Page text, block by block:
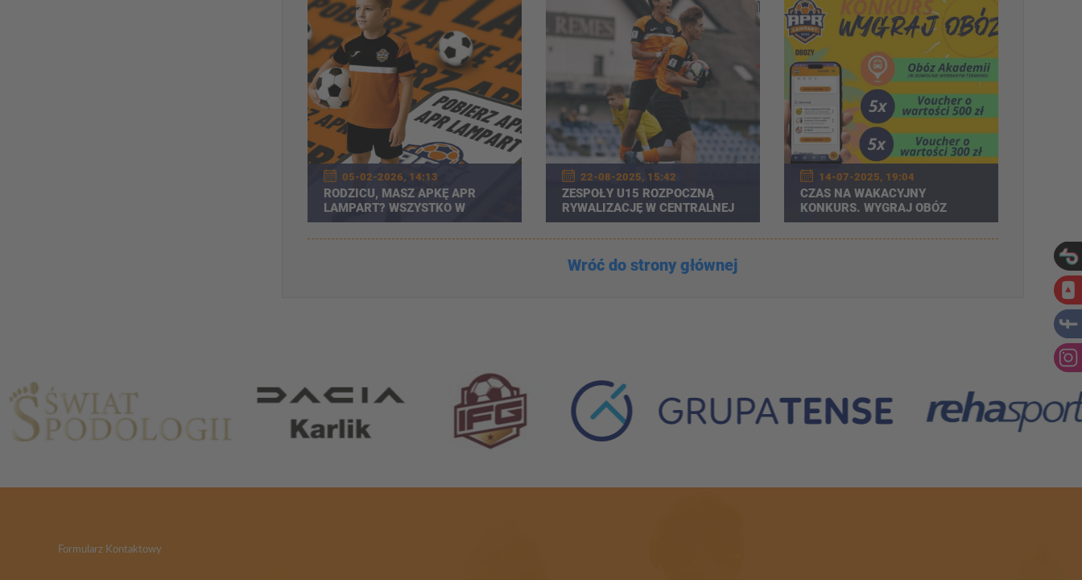
05-02-2026, 14:13
RODZICU, MASZ APKĘ APR
LAMPART? WSZYSTKO W
JEDNYM MIEJSCU!
22-08-2025, 15:42
ZESPOŁY U15 ROZPOCZNĄ
RYWALIZACJĘ W CENTRALNEJ
LIDZE JUNIORÓW
14-07-2025, 19:04
CZAS NA WAKACYJNY
KONKURS. WYGRAJ OBÓZ
AKADEMII
Wróć do strony głównej
Formularz Kontaktowy